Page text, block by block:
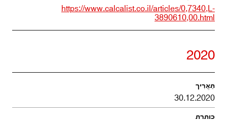
https://www.calcalist.co.il/articles/0,7340,L-
3890610,00.html
2020
30.12.2020